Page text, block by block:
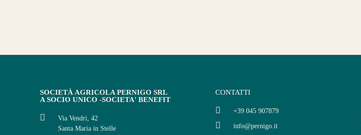
SOCIETÀ AGRICOLA PERNIGO SRL
A SOCIO UNICO -SOCIETA' BENEFIT
Via Vendri, 42
Santa Maria in Stelle
CONTATTI
+39 045 907879
info@pernigo.it